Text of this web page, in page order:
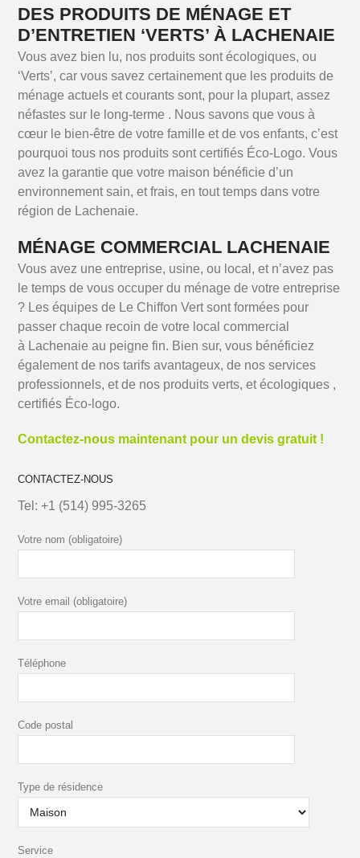
DES PRODUITS DE MÉNAGE ET
D’ENTRETIEN ‘VERTS’ À LACHENAIE
Vous avez bien lu, nos produits sont écologiques, ou
‘Verts’, car vous savez certainement que les produits de
ménage actuels et courants sont, pour la plupart, assez
néfastes sur le long-terme . Nous savons que vous à
cœur le bien-être de votre famille et de vos enfants, c’est
pourquoi tous nos produits sont certifiés Éco-Logo. Vous
avez la garantie que votre maison bénéficie d’un
environnement sain, et frais, en tout temps dans votre
région de Lachenaie.
MÉNAGE COMMERCIAL LACHENAIE
Vous avez une entreprise, usine, ou local, et n’avez pas
le temps de vous occuper du ménage de votre entreprise
? Les équipes de Le Chiffon Vert sont formées pour
passer chaque recoin de votre local commercial
à Lachenaie au peigne fin. Bien sur, vous bénéficiez
également de nos tarifs avantageux, de nos services
professionnels, et de nos produits verts, et écologiques ,
certifiés Éco-logo.
Contactez-nous maintenant pour un devis gratuit !
CONTACTEZ-NOUS
Tel:+1 (514) 995-3265
Votre nom (obligatoire)
Votre email (obligatoire)
Téléphone
Code postal
Type de résidence
Service